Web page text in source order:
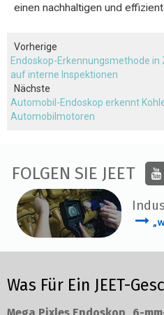
einen nachhaltigen und
Vorherige
Endoskop-Erkennungsmethode in
auf interne Inspektionen
Nächste
Automobil-Endoskop erkennt
Automobilmotoren
FOLGEN SIE JEET
Was Für Ein JEET-